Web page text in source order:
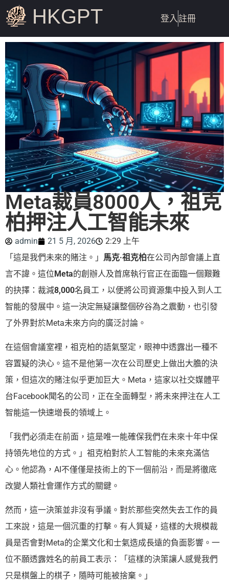
HKGPT 登入註冊
Meta裁員8000人，祖克
柏押注人工智能未來
admin 21 5 月, 2026
2:29 上午
「這是我們未來的賭注。」 馬克·祖克柏在公司內部會議上直
言不諱。這位Meta的創辦人及首席執行官正在面臨一個艱難
的抉擇：裁減8,000名員工，以便將公司資源集中投入到人工
智能的發展中。這一決定無疑讓整個矽谷為之震動，也引發
了外界對於Meta未來方向的廣泛討論。
在這個會議室裡，祖克柏的語氣堅定，眼神中透露出一種不
容置疑的決心。這不是他第一次在公司歷史上做出大膽的決
策，但這次的賭注似乎更加巨大。Meta，這家以社交媒體平
台Facebook聞名的公司，正在全面轉型，將未來押注在人工
智能這一快速增長的領域上。
「我們必須走在前面，這是唯一能確保我們在未來十年中保
持領先地位的方式。」祖克柏對於人工智能的未來充滿信
心。他認為，AI不僅僅是技術上的下一個前沿，而是將徹底
改變人類社會運作方式的關鍵。
然而，這一決策並非沒有爭議。對於那些突然失去工作的員
工來說，這是一個沉重的打擊。有人質疑，這樣的大規模裁
員是否會對Meta的企業文化和士氣造成長遠的負面影響。一
位不願透露姓名的前員工表示：「這樣的決策讓人感覺我們
只是棋盤上的棋子，隨時可能被捨棄。」